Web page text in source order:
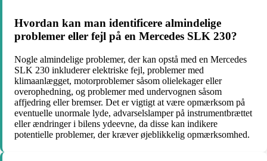
Hvordan kan man identificere almindelige
problemer eller fejl på en Mercedes SLK 230?
Nogle almindelige problemer, der kan opstå med en Mercedes
SLK 230 inkluderer elektriske fejl, problemer med
klimaanlægget, motorproblemer såsom olielekager eller
overophedning, og problemer med undervognen såsom
affjedring eller bremser. Det er vigtigt at være opmærksom på
eventuelle unormale lyde, advarselslamper på instrumentbrættet
eller ændringer i bilens ydeevne, da disse kan indikere
potentielle problemer, der kræver øjeblikkelig opmærksomhed.